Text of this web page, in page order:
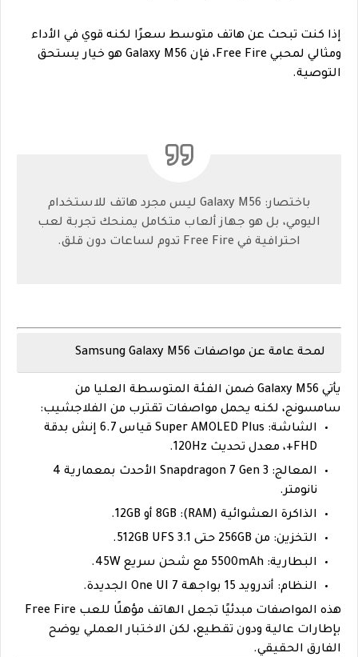
إذا كنت تبحث عن هاتف متوسط سعرًا لكنه قوي في الأداء
ومثالي لمحبي Free Fire، فإن Galaxy M56 هو خيار يستحق
التوصية.
باختصار: Galaxy M56 ليس مجرد هاتف للاستخدام
اليومي، بل هو جهاز ألعاب متكامل يمنحك تجربة لعب
احترافية في Free Fire تدوم لساعات دون قلق.
لمحة عامة عن مواصفات Samsung Galaxy M56
يأتي Galaxy M56 ضمن الفئة المتوسطة العليا من
سامسونج، لكنه يحمل مواصفات تقترب من الفلاجشيب:
الشاشة:
Super AMOLED Plus قياس 6.7 إنش بدقة
FHD+، معدل تحديث 120Hz.
المعالج:
Snapdragon 7 Gen 3 الأحدث بمعمارية 4
نانومتر.
الذاكرة العشوائية (RAM):
التخزين: من 256GB حتى 512GB UFS 3.1.
البطارية:
النظام: أندرويد 15 بواجهة One UI 7 الجديدة.
هذه المواصفات مبدئيًا تجعل الهاتف مؤهلًا للعب Free Fire
بإطارات عالية ودون تقطيع، لكن الاختبار العملي يوضح
الفارق الحقيقي.